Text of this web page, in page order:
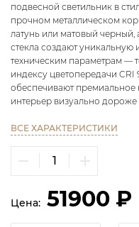
подвесной светильник в
прочном металлическом
латунь или матовый
стекла создают уникальную
техническим параметрам —
индексу цветопередачи
обеспечивают премиальное
интерьер визуально дороже
ВСЕ ХАРАКТЕРИСТИКИ
Цена: 51900 ₽